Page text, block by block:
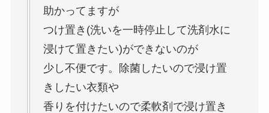
助かってますが
つけ置き(洗いを一時停止して洗剤水に
浸けて置きたい)ができないのが
少し不便です。除菌したいので浸け置
きしたい衣類や
香りを付けたいので柔軟剤で浸け置き